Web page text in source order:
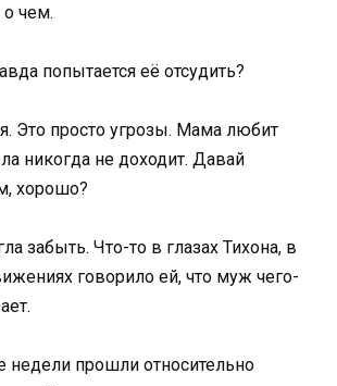
о чем.
попытается её отсудить?
Это просто угрозы. Мама любит
никогда не доходит. Давай
хорошо?
забыть. Что-то в глазах Тихона, в
говорило ей, что муж чего-
прошли относительно